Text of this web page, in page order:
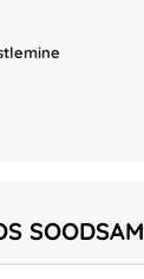
SOODSAM